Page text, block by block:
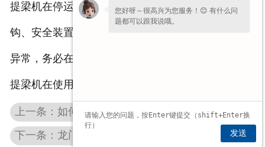
提梁机在停运的时候，司机要对制动器、钢丝绳、吊
钩、安全装置等都需要做一个全面的检查，如果发现
异常，务必在操作之前解决。
提梁机在使用中有哪些优势和便捷？
上一条：如何选择合适的广东欧式广东电动葫芦以及钢丝绳？
下一条：龙门广东起重机在使用的时候，应该注意的方面
您好呀～很高兴为您服务！😊 有什么问
题都可以跟我说哦。
发送